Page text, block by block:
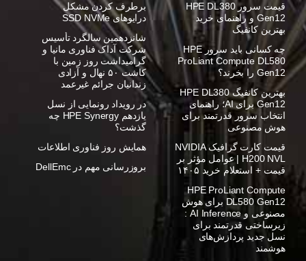
قیمت سرور HPE DL380
Gen12 و راهنمای خرید
بهترین کانفیگ
چه کسانی باید سرور HPE
ProLiant Compute DL580
Gen12 را بخرند؟
بهترین کانفیگ HPE DL380
Gen12 برای AI؛ راهنمای
انتخاب سرور قدرتمند برای
هوش مصنوعی
قیمت کارت گرافیک NVIDIA
H200 NVL | عوامل مؤثر بر
قیمت + استعلام خرید ۱۴۰۵
HPE ProLiant Compute
DL580 Gen12 برای هوش
مصنوعی و AI Inference :
زیرساختی قدرتمند برای
نسل جدید پردازش‌های
هوشمند
برطرف کردن مشکل
درایوهای SSD NVMe
شانزدهمین سالگرد تأسیس
شرکت آداک فناوری مانیا و
گرامیداشت روز زمین با
کاشت ۵۰ نهال و آزادی
زندانیان جرائم غیرعمد
در رویداد رونمایی از نسل
یازدهم HPE Synergy چه
گذشت؟
همایش روز فناوری اطلاعات
بروزرسانی مهم در DellEmc